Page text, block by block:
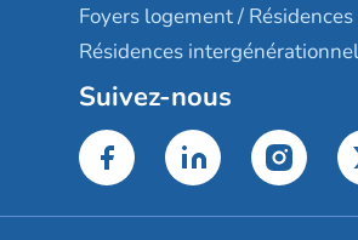
Foyers logement /
Résidences
Suivez-nous